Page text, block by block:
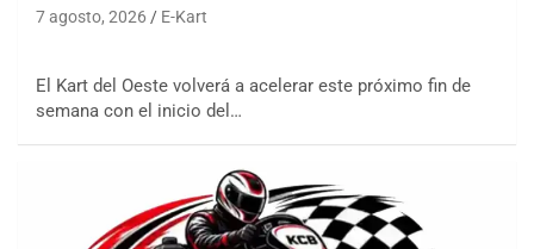
7 agosto, 2026 E-Kart
El Kart del Oeste volverá a acelerar este próximo fin de
semana con el inicio del…